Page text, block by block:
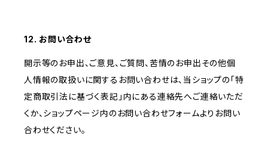
12. お問い合わせ
開示等のお申出、ご意見、ご質問、苦情のお申出その他個
人情報の取扱いに関するお問い合わせは、当ショップの「特
定商取引法に基づく表記」内にある連絡先へご連絡いただ
くか、ショップページ内のお問い合わせフォームよりお問い
合わせください。